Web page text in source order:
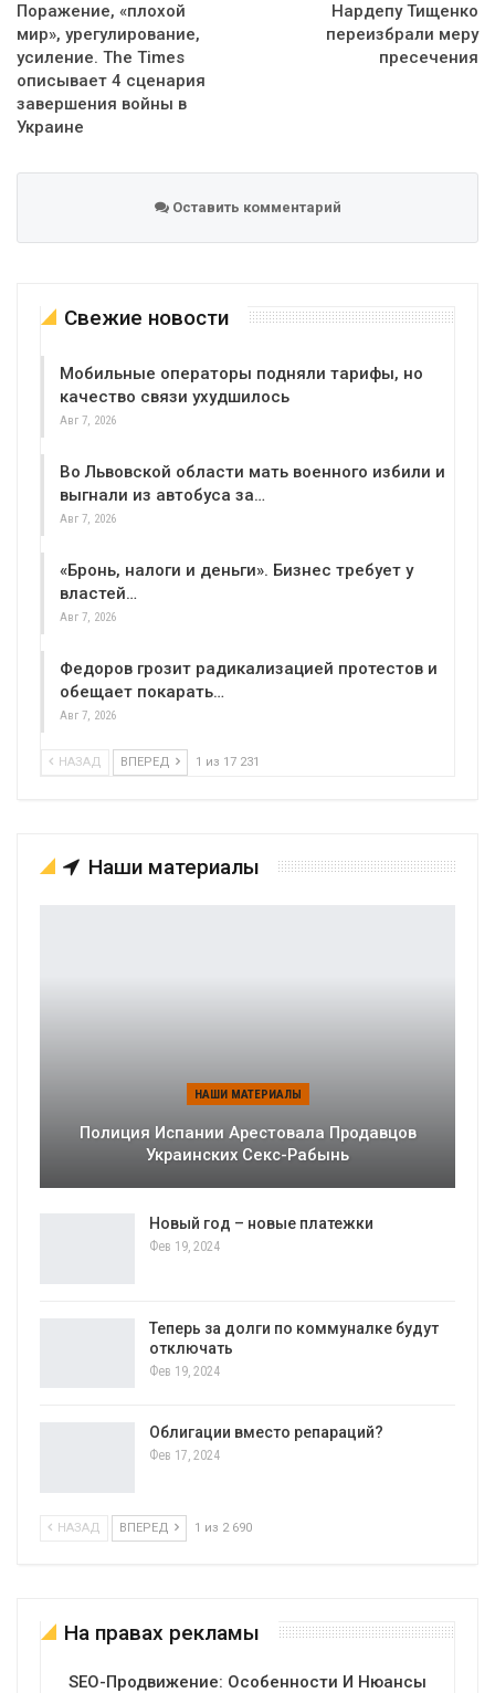
Поражение, «плохой
мир», урегулирование,
усиление. The Times
описывает 4 сценария
завершения войны в
Украине
Нардепу Тищенко
переизбрали меру
пресечения
Оставить комментарий
Свежие новости
Мобильные операторы подняли тарифы, но
качество связи ухудшилось
Авг 7, 2026
Во Львовской области мать военного избили и
выгнали из автобуса за…
Авг 7, 2026
«Бронь, налоги и деньги». Бизнес требует у
властей…
Авг 7, 2026
Федоров грозит радикализацией протестов и
обещает покарать…
Авг 7, 2026
НАЗАД ВПЕРЕД 1 из 17 231
Наши материалы
НАШИ МАТЕРИАЛЫ
Полиция Испании Арестовала Продавцов
Украинских Секс-Рабынь
Новый год – новые платежки
Фев 19, 2024
Теперь за долги по коммуналке будут
отключать
Фев 19, 2024
Облигации вместо репараций?
Фев 17, 2024
НАЗАД ВПЕРЕД 1 из 2 690
На правах рекламы
SEO-Продвижение: Особенности И Нюансы